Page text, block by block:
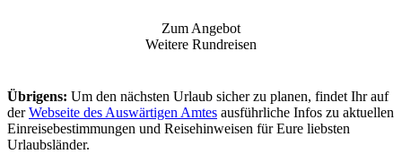
Zum Angebot
Weitere Rundreisen
Übrigens: Um den nächsten Urlaub sicher zu planen, findet Ihr auf
derWebseite des Auswärtigen Amtes ausführliche Infos zu aktuellen
Einreisebestimmungen und Reisehinweisen für Eure liebsten
Urlaubsländer.